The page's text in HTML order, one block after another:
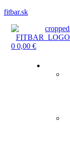
fitbar.sk
Menu
0 0,00 €